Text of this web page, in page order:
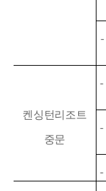
-
켄싱턴리조트
중문
-
-
-